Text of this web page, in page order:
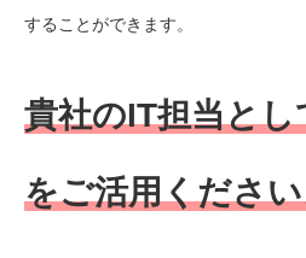
することができます。
貴社のIT担当と
をご活用くださ